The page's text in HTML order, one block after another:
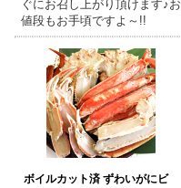
ぐにお召し上がり頂けます♪お
値段もお手頃ですよ～!!
ボイルカット済 ずわいがにビ